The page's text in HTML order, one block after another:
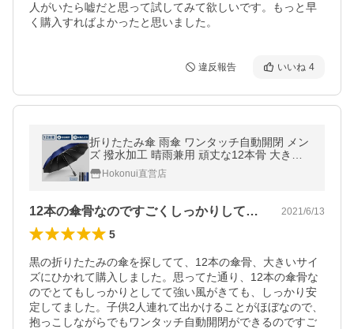
人がいたら嘘だと思って試してみて欲しいです。もっと早
く購入すればよかったと思いました。
違反報告 いいね 4
折りたたみ傘 雨傘 ワンタッチ自動開閉 メン
ズ 撥水加工 晴雨兼用 頑丈な12本骨 大きめ
サイズ 収納ポーチ付かさ 折り畳み傘 男女兼
用 耐強風 台風対策(12gusan)
Hokonui直営店
12本の傘骨なのですごくしっかりしてます 2021/6/13
5
黒の折りたたみの傘を探してて、12本の傘骨、大きいサイ
ズにひかれて購入しました。思ってた通り、12本の傘骨な
のでとてもしっかりとしてて強い風がきても、しっかり安
定してました。子供2人連れて出かけることがほぼなので、
抱っこしながらでもワンタッチ自動開閉ができるのですご